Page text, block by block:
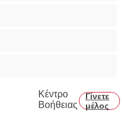
Κέντρο
Βοήθειας
Γίνετε
μέλος